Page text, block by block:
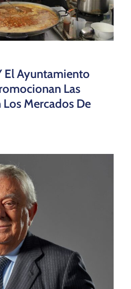
El Ayuntamiento
Las
Mercados De